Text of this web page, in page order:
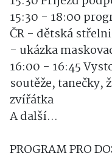
15:30 - 18:00
ČR - dětská
- ukázka
16:00 - 16:45
soutěže, tanečky,
zvířátka
A další...